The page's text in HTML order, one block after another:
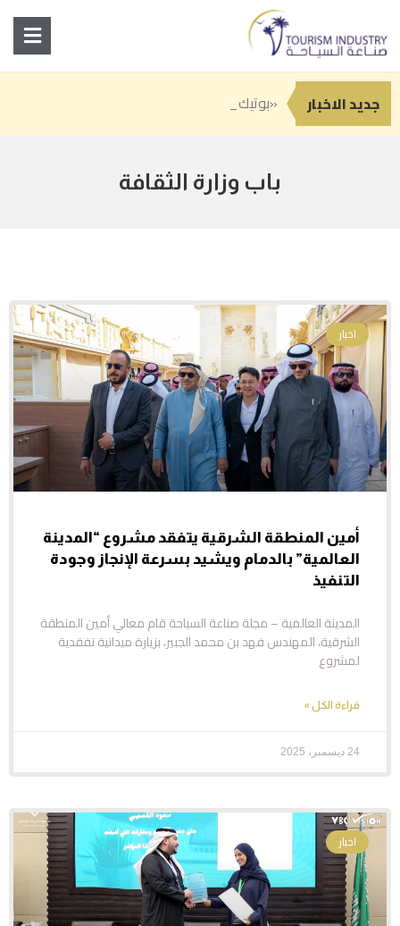
جديد الاخبار «بوتيك» تطلق الهوية البصرية
باب وزارة الثقافة
اخبار
أمين المنطقة الشرقية يتفقد مشروع “المدينة
العالمية” بالدمام ويشيد بسرعة الإنجاز وجودة
التنفيذ
المدينة العالمية – مجلة صناعة السياحة قام معالي أمين المنطقة
الشرقية، المهندس فهد بن محمد الجبير، بزيارة ميدانية تفقدية
لمشروع
قراءة الكل »
24 ديسمبر، 2025
اخبار